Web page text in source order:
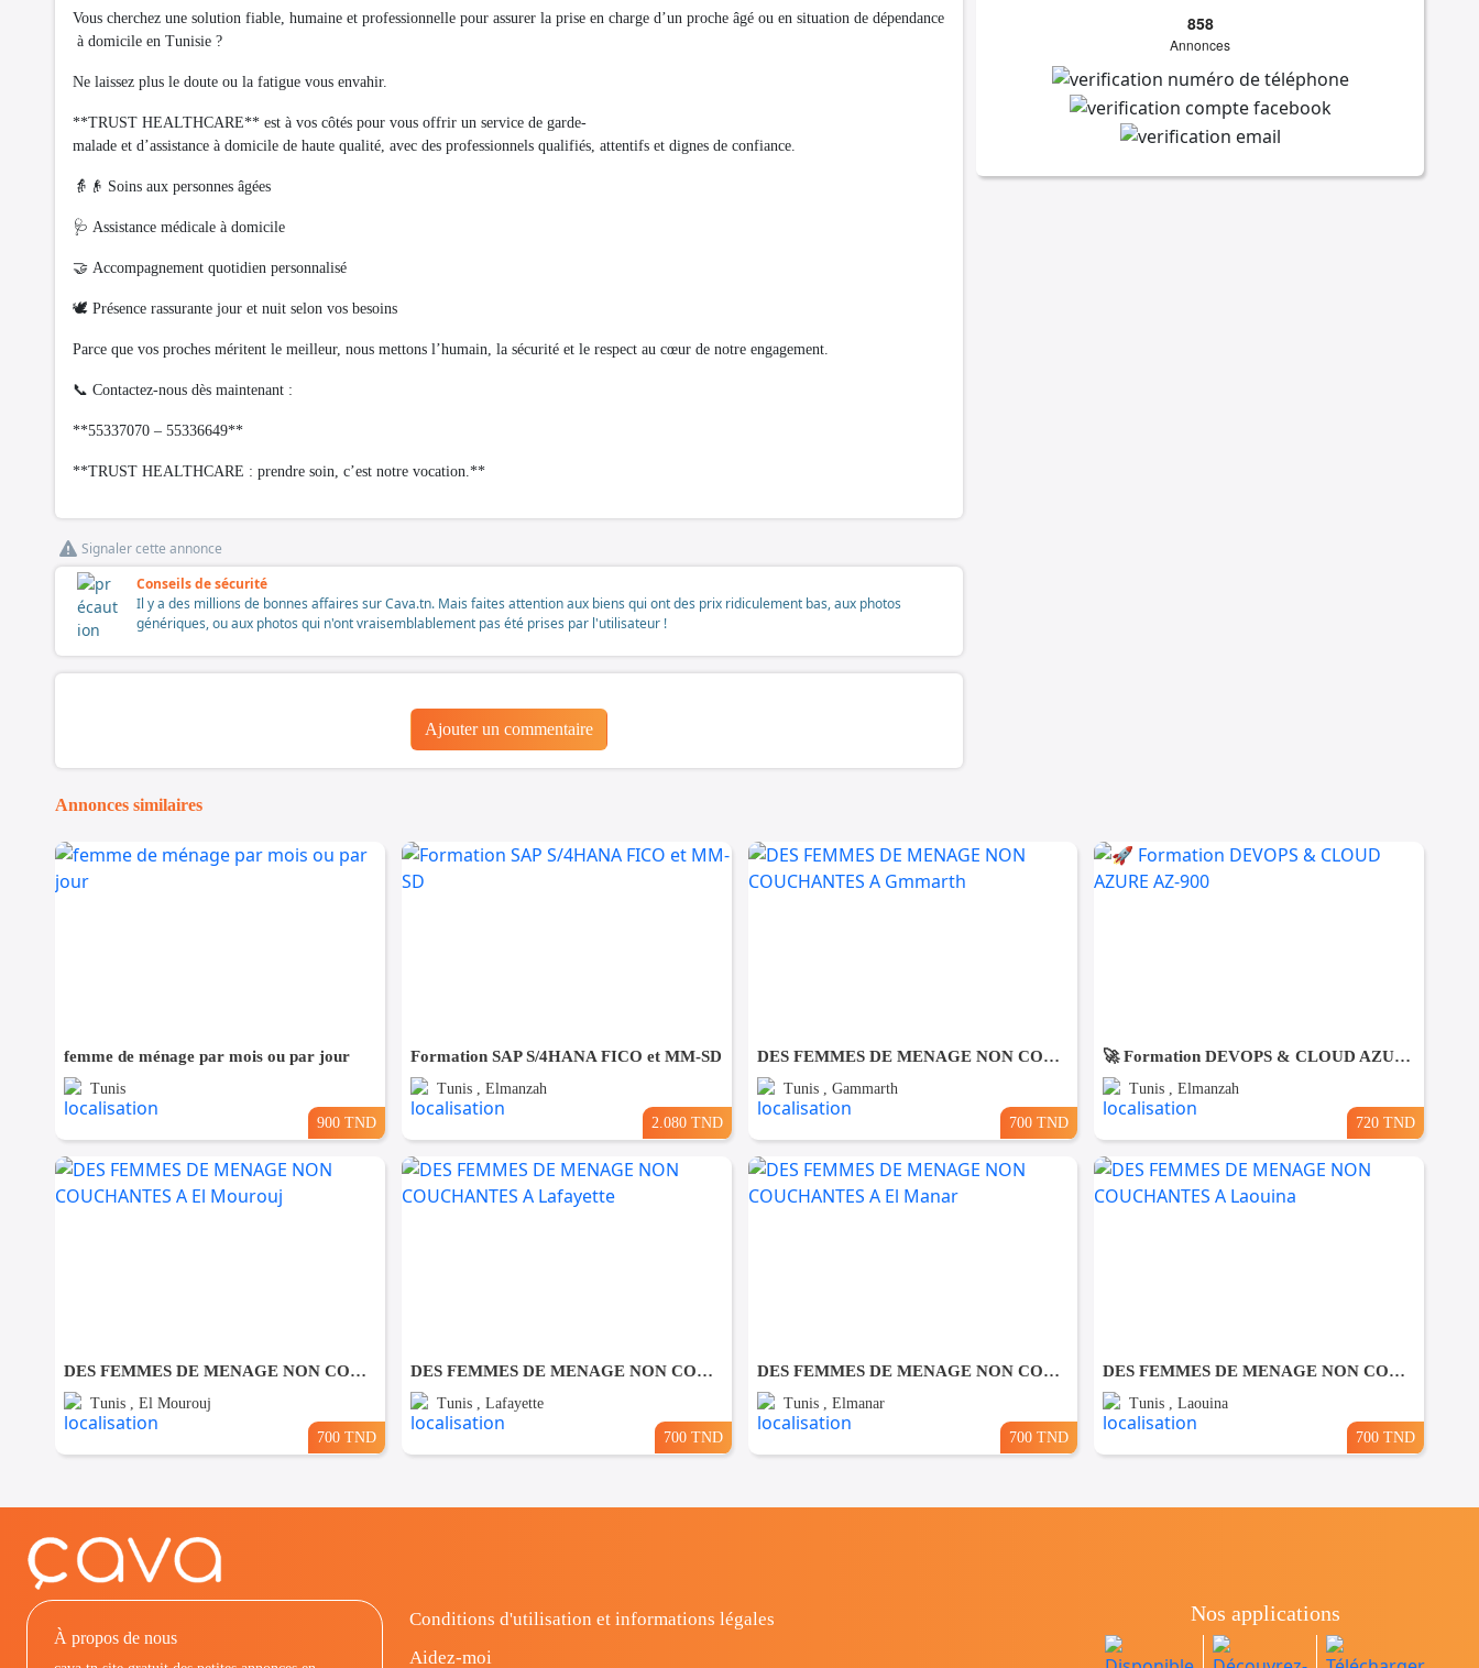
Vous cherchez une solution fiable, humaine et professionnelle pour assurer la prise en charge d’un proche âgé ou en situation de dépendance
à domicile en Tunisie ?
Ne laissez plus le doute ou la fatigue vous envahir.
**TRUST HEALTHCARE** est à vos côtés pour vous offrir un service de garde-
malade et d’assistance à domicile de haute qualité, avec des professionnels qualifiés, attentifs et dignes de confiance.
👵👴 Soins aux personnes âgées
🩺 Assistance médicale à domicile
🤝 Accompagnement quotidien personnalisé
🕊️ Présence rassurante jour et nuit selon vos besoins
Parce que vos proches méritent le meilleur, nous mettons l’humain, la sécurité et le respect au cœur de notre engagement.
📞 Contactez-nous dès maintenant :
**55337070 – 55336649**
**TRUST HEALTHCARE : prendre soin, c’est notre vocation.**
Signaler cette annonce
Conseils de sécurité
Il y a des millions de bonnes affaires sur Cava.tn. Mais faites attention aux biens qui ont des prix ridiculement bas, aux photos
génériques, ou aux photos qui n'ont vraisemblablement pas été prises par l'utilisateur !
Ajouter un commentaire
858
Annonces
Annonces similaires
femme de ménage par mois ou par jour
Tunis
900 TND
Formation SAP S/4HANA FICO et MM-SD
Tunis , Elmanzah
2.080 TND
DES FEMMES DE MENAGE NON COUCHANTES A Gmmarth
Tunis , Gammarth
700 TND
🚀 Formation DEVOPS & CLOUD AZURE AZ-900
Tunis , Elmanzah
720 TND
DES FEMMES DE MENAGE NON COUCHANTES A El Mourouj
Tunis , El Mourouj
700 TND
DES FEMMES DE MENAGE NON COUCHANTES A Lafayette
Tunis , Lafayette
700 TND
DES FEMMES DE MENAGE NON COUCHANTES A El Manar
Tunis , Elmanar
700 TND
DES FEMMES DE MENAGE NON COUCHANTES A Laouina
Tunis , Laouina
700 TND
À propos de nous
Conditions d'utilisation et informations légales
Aidez-moi
Nos applications